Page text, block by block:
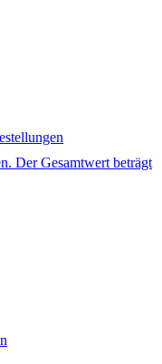
Der Gesamtwert beträgt